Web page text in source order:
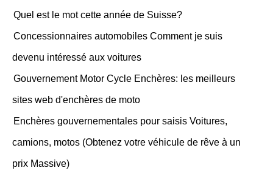
Quel est le mot cette année de Suisse?
Concessionnaires automobiles Comment je suis
devenu intéressé aux voitures
Gouvernement Motor Cycle Enchères: les meilleurs
sites web d'enchères de moto
Enchères gouvernementales pour saisis Voitures,
camions, motos (Obtenez votre véhicule de rêve à un
prix Massive)